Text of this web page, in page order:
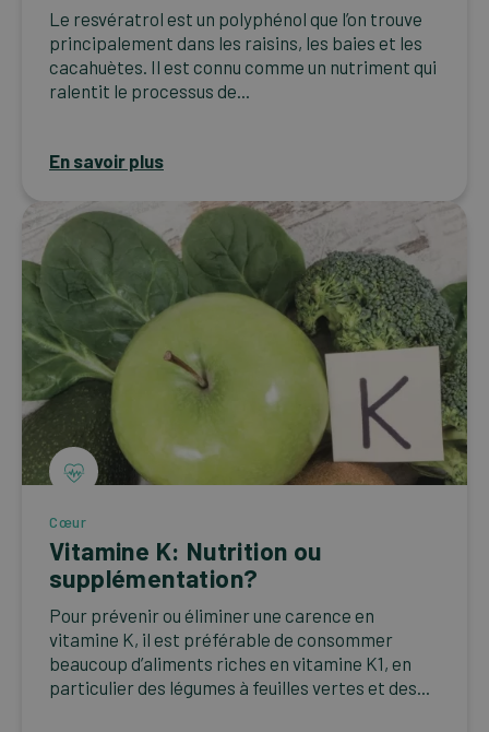
Le resvératrol est un polyphénol que l’on trouve
principalement dans les raisins, les baies et les
cacahuètes. Il est connu comme un nutriment qui
ralentit le processus de...
En savoir plus
Cœur
Vitamine K: Nutrition ou
supplémentation?
Pour prévenir ou éliminer une carence en
vitamine K, il est préférable de consommer
beaucoup d’aliments riches en vitamine K1, en
particulier des légumes à feuilles vertes et des...